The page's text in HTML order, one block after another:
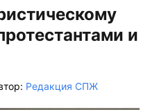
и
Редакция СПЖ